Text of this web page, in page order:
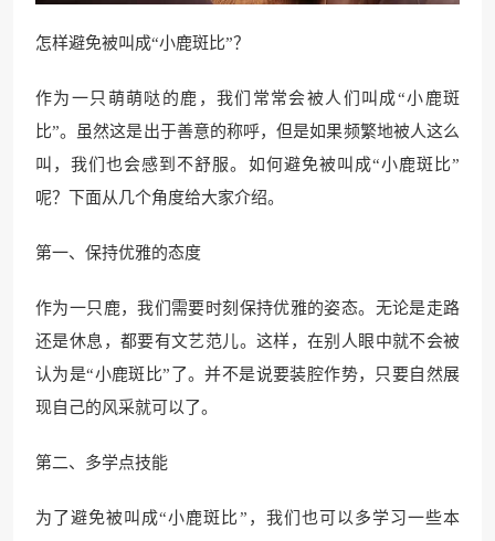
怎样避免被叫成“小鹿斑比”？
作为一只萌萌哒的鹿，我们常常会被人们叫成“小鹿斑
比”。虽然这是出于善意的称呼，但是如果频繁地被人这么
叫，我们也会感到不舒服。如何避免被叫成“小鹿斑比”
呢？下面从几个角度给大家介绍。
第一、保持优雅的态度
作为一只鹿，我们需要时刻保持优雅的姿态。无论是走路
还是休息，都要有文艺范儿。这样，在别人眼中就不会被
认为是“小鹿斑比”了。并不是说要装腔作势，只要自然展
现自己的风采就可以了。
第二、多学点技能
为了避免被叫成“小鹿斑比”，我们也可以多学习一些本